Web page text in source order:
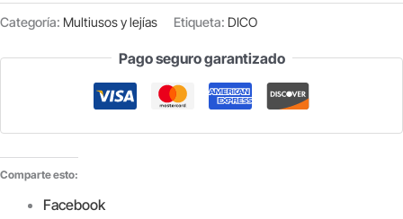
ÁCIDO
FINCAL
Categoría: Multiusos y lejías Etiqueta: DICO
Pago seguro garantizado
Comparte esto:
Facebook